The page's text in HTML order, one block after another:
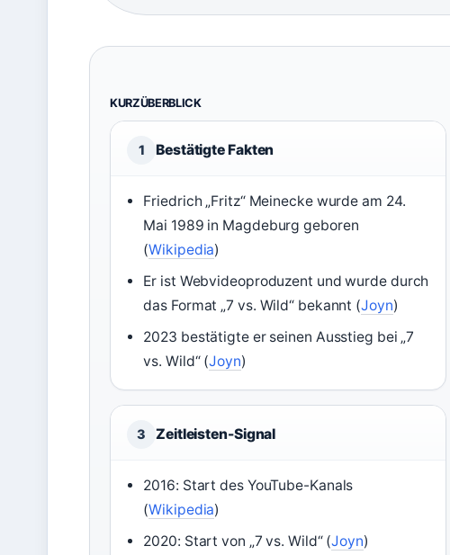
KURZÜBERBLICK
1 Bestätigte Fakten
Friedrich „Fritz“ Meinecke wurde am 24.
Mai 1989 in Magdeburg geboren
(Wikipedia)
Er ist Webvideoproduzent und wurde durch
das Format „7 vs. Wild“ bekannt (Joyn)
2023 bestätigte er seinen Ausstieg bei „7
vs. Wild“ (Joyn)
3 Zeitleisten-Signal
2016: Start des YouTube-Kanals
(Wikipedia)
2020: Start von „7 vs. Wild“ (Joyn)